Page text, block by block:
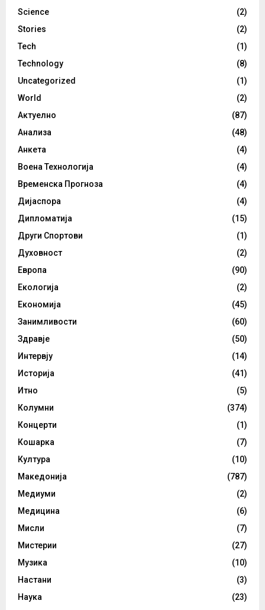
Science
(2)
Stories
(2)
Tech
(1)
Technology
(8)
Uncategorized
(1)
World
(2)
Актуелно
(87)
Анализа
(48)
Анкета
(4)
Воена Технологија
(4)
Временска Прогноза
(4)
Дијаспора
(4)
Дипломатија
(15)
Други Спортови
(1)
Духовност
(2)
Европа
(90)
Екологија
(2)
Економија
(45)
Занимливости
(60)
Здравје
(50)
Интервју
(14)
Историја
(41)
Итно
(5)
Колумни
(374)
Концерти
(1)
Кошарка
(7)
Култура
(10)
Македонија
(787)
Медиуми
(2)
Медицина
(6)
Мисли
(7)
Мистерии
(27)
Музика
(10)
Настани
(3)
Наука
(23)